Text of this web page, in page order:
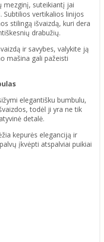
mezginį, suteikiantį jai
vertikalios linijos
stilingą išvaizdą, kuri dera
drabužių.
ir savybes, valykite ją
mašina gali pažeisti
elegantišku bumbulu,
todėl ji yra ne tik
detalė.
kepurės eleganciją ir
įkvėpti atspalviai puikiai